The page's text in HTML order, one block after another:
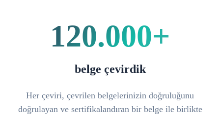
120.000+
belge çevirdik
Her çeviri, çevrilen belgelerinizin doğruluğunu
doğrulayan ve sertifikalandıran bir belge ile birlikte